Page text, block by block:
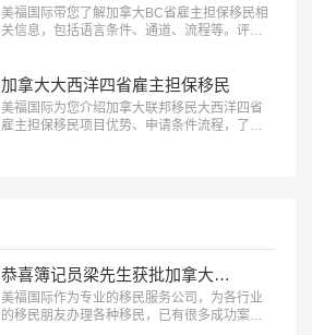
美福国际带您了解加拿大BC省雇主担保移民相
关信息，包括语言条件、通道、流程等。评估
加拿大大西洋四省雇主担保移民
美福国际为您介绍加拿大联邦移民大西洋四省
雇主担保移民项目优势、申请条件流程，了解
恭喜簿记员梁先生获批加拿大萨省雇主担保移民！
美福国际作为专业的移民服务公司，为各行业
的移民朋友办理各种移民，已有很多成功案